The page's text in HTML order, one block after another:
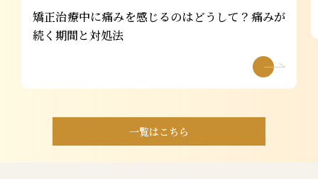
矯正治療中に痛みを感じるのはどうして？痛みが
続く期間と対処法
一覧はこちら